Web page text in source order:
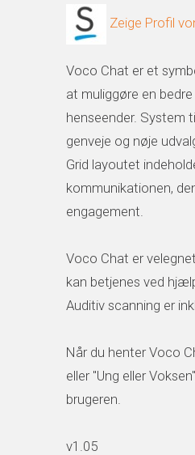
Zeige Profil
Voco Chat er et
at muliggøre en
henseender. System
genveje og nøje
Grid layoutet
kommunikationen,
engagement.
Voco Chat er
kan betjenes ved
Auditiv scanning er
Når du henter Voco
eller "Ung eller
brugeren.
v1.05